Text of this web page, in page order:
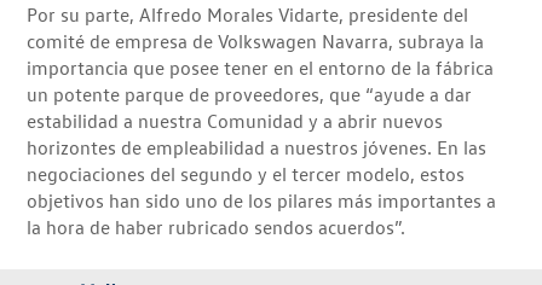
Por su parte, Alfredo Morales Vidarte, presidente del
comité de empresa de Volkswagen Navarra, subraya la
importancia que posee tener en el entorno de la fábrica
un potente parque de proveedores, que “ayude a dar
estabilidad a nuestra Comunidad y a abrir nuevos
horizontes de empleabilidad a nuestros jóvenes. En las
negociaciones del segundo y el tercer modelo, estos
objetivos han sido uno de los pilares más importantes a
la hora de haber rubricado sendos acuerdos”.